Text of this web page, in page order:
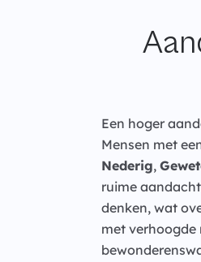
Een hoger
Mensen met
Nederig,
ruime
denken, wat
met verhoogde